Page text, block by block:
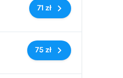
Brak tagów
71 zł
Brak tagów
75 zł